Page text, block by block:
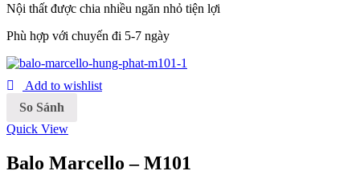
Nội thất được chia nhiều ngăn nhỏ tiện lợi
Phù hợp với chuyến đi 5-7 ngày
Add to wishlist
So Sánh
Quick View
Balo Marcello – M101